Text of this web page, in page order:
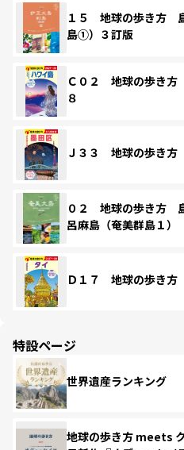
１５ 地球の歩き方
島①）３訂版
Ｃ０２ 地球の歩き
８
Ｊ３３ 地球の歩き
０２ 地球の歩き方
呂麻島（奄美群島１
Ｄ１７ 地球の歩き
特設ページ
世界遺産ランキング
地球の歩き方 meets